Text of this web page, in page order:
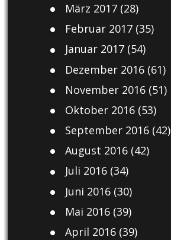
März 2017(28)
Februar 2017(35)
Januar 2017(54)
Dezember 2016(61)
November 2016(51)
Oktober 2016(53)
September 2016(42)
August 2016(42)
Juli 2016(34)
Juni 2016(30)
Mai 2016(39)
April 2016(39)